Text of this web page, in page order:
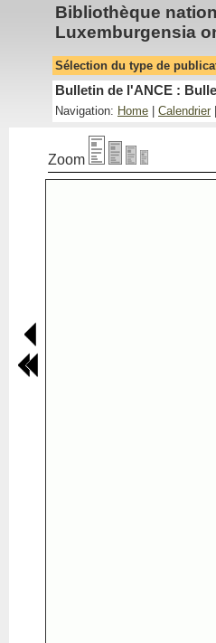
Bibliothèque
Luxemburgensia
Sélection du type de
Bulletin de l'ANCE :
Navigation: Home Calendrier
Zoom